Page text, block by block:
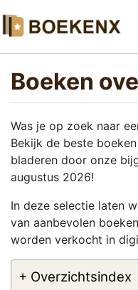
Boeken
Was je op zoek naar
Bekijk de beste
bladeren door onze
augustus 2026!
In deze selectie laten
van aanbevolen
worden verkocht in
+ Overzichtsindex